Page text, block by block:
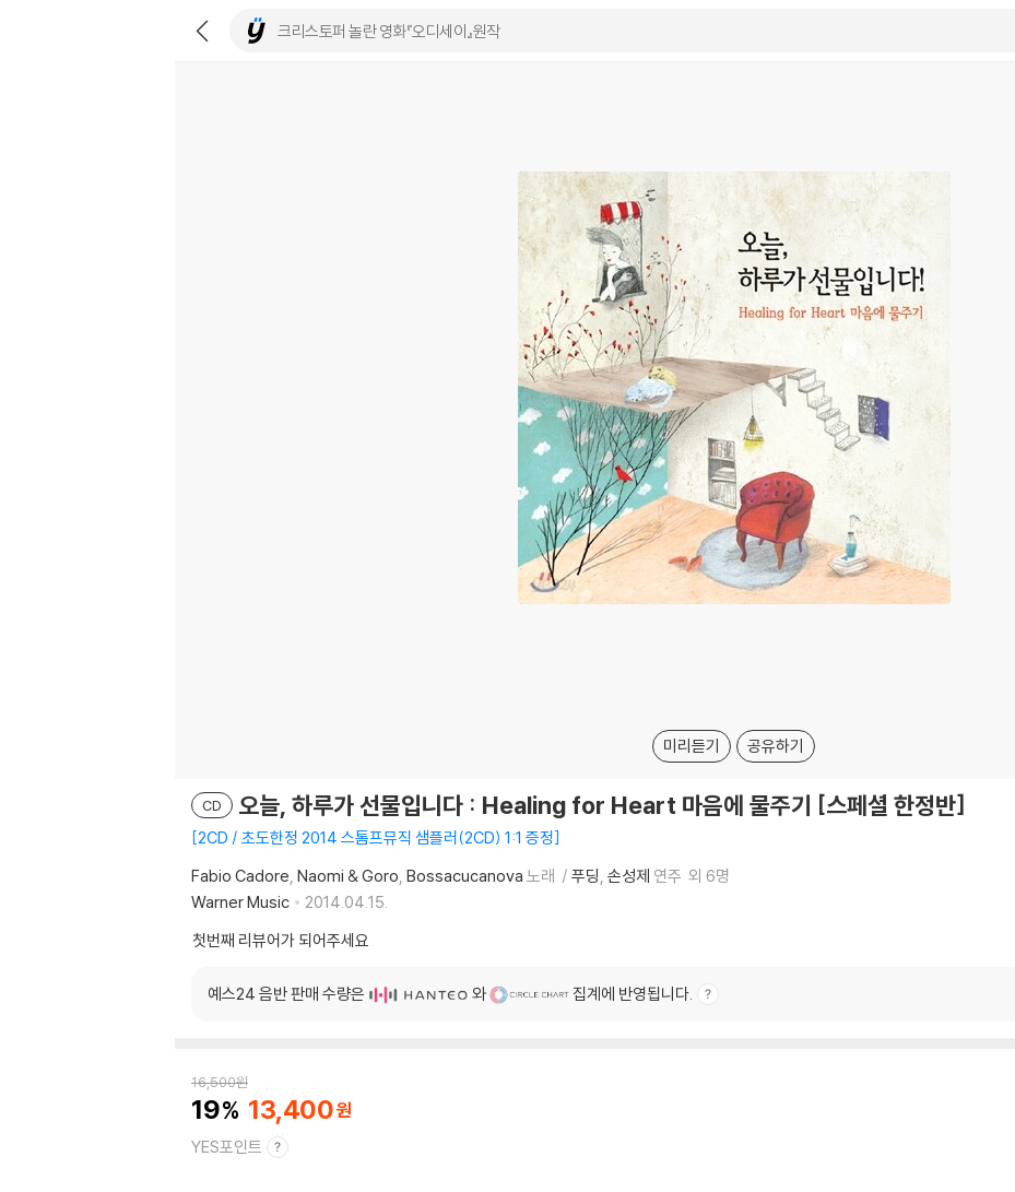
미리듣기 공유하기
CD 오늘, 하루가 선물입니다 : Healing for Heart 마음에 물주기 [스페셜 한정반]
2CD / 초도한정 2014 스톰프뮤직 샘플러(2CD) 1:1 증정
Fabio Cadore Naomi & Goro Bossacucanova 노래 푸딩 손성제 연주 외 6명
Warner Music
2014.04.15.
첫번째 리뷰어가 되어주세요
예스24 음반 판매 수량은 와 집계에 반영됩니다.
16,500원
19 13,400
YES포인트